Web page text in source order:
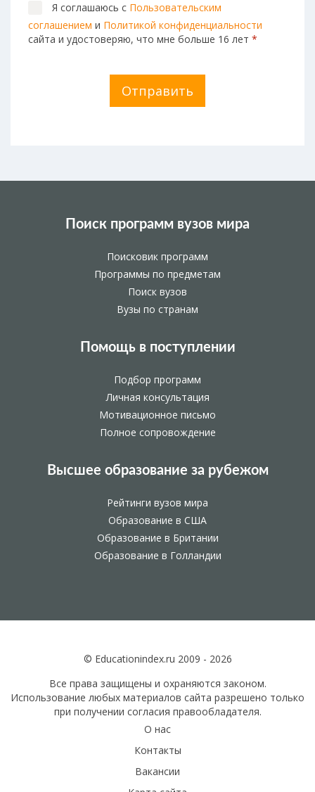
Я соглашаюсь с Пользовательским
соглашением и Политикой конфиденциальности
сайта и удостоверяю, что мне больше 16 лет *
Отправить
Поиск программ вузов мира
Поисковик программ
Программы по предметам
Поиск вузов
Вузы по странам
Помощь в поступлении
Подбор программ
Личная консультация
Мотивационное письмо
Полное сопровождение
Высшее образование за рубежом
Рейтинги вузов мира
Образование в США
Образование в Британии
Образование в Голландии
© Educationindex.ru 2009 - 2026
Все права защищены и охраняются законом.
Использование любых материалов сайта разрешено только
при получении согласия правообладателя.
О нас
Контакты
Вакансии